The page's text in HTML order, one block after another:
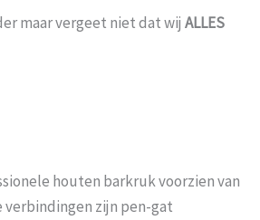
maar vergeet niet dat wij ALLES
houten barkruk voorzien van
verbindingen zijn pen-gat